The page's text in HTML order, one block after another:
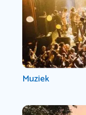
Muziek